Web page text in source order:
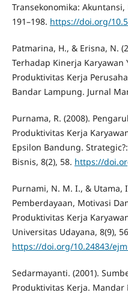
Transekonomika:
191–198. https://doi.org/
Patmarina, H., & Erisna, N.
Terhadap Kinerja Karyawan
Produktivitas Kerja
Bandar Lampung. Jurnal
Purnama, R. (2008).
Produktivitas Kerja
Epsilon Bandung.
Bisnis, 8(2), 58. https://
Purnami, N. M. I., & Utama,
Pemberdayaan, Motivasi
Produktivitas Kerja
Universitas Udayana, 8(9),
https://doi.org/10.24843/
Sedarmayanti. (2001).
Produktivitas Kerja. Mandar